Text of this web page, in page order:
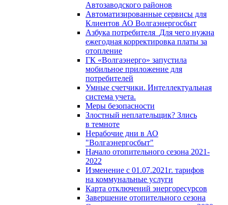
Автозаводского районов
Автоматизированные сервисы для
Клиентов АО Волгаэнергосбыт
Азбука потребителя_Для чего нужна
ежегодная корректировка платы за
отопление
ГК «Волгаэнерго» запустила
мобильное приложение для
потребителей
Умные счетчики. Интеллектуальная
система учета.
Меры безопасности
Злостный неплательщик? Злись
в темноте
Нерабочие дни в АО
"Волгаэнергосбыт"
Начало отопительного сезона 2021-
2022
Изменение с 01.07.2021г. тарифов
на коммунальные услуги
Карта отключений энергоресурсов
Завершение отопительного сезона